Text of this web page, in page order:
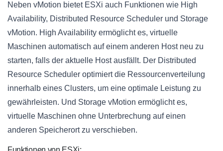
Neben vMotion bietet ESXi auch Funktionen wie High
Availability, Distributed Resource Scheduler und Storage
vMotion. High Availability ermöglicht es, virtuelle
Maschinen automatisch auf einem anderen Host neu zu
starten, falls der aktuelle Host ausfällt. Der Distributed
Resource Scheduler optimiert die Ressourcenverteilung
innerhalb eines Clusters, um eine optimale Leistung zu
gewährleisten. Und Storage vMotion ermöglicht es,
virtuelle Maschinen ohne Unterbrechung auf einen
anderen Speicherort zu verschieben.